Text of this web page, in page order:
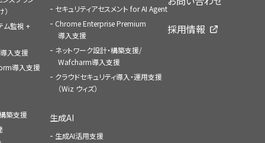
ム監視 +
入支援
導入支援
築支援
セキュリティアセスメント for AI Agent
Chrome Enterprise Premium
導入支援
ネットワーク設計・構築支援/
Wafcharm導入支援
クラウドセキュリティ導入・運用支援
（Wiz ウィズ）
生成AI
生成AI活用支援
採用情報